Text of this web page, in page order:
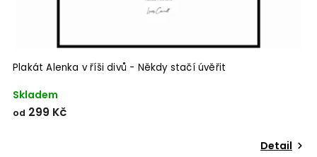
Plakát Alenka v říši divů - Někdy stačí úvěřit
Skladem
od 299 Kč
Detail